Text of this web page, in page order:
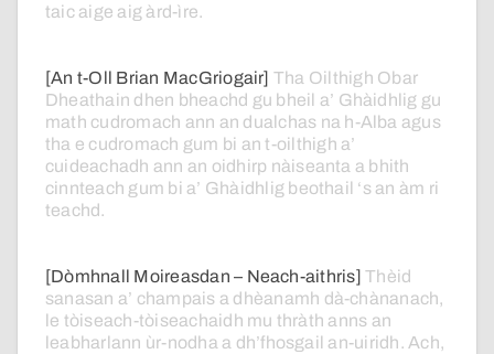
taic aige aig àrd-ìre.
[An t-Oll Brian MacGriogair] Tha Oilthigh Obar
Dheathain dhen bheachd gu bheil a’ Ghàidhlig gu
math cudromach ann an dualchas na h-Alba agus
tha e cudromach gum bi an t-oilthigh a’
cuideachadh ann an oidhirp nàiseanta a bhith
cinnteach gum bi a’ Ghàidhlig beothail ‘s an àm ri
teachd.
[Dòmhnall Moireasdan – Neach-aithris]Thèid
sanasan a’ champais a dhèanamh dà-chànanach,
le tòiseach-tòiseachaidh mu thràth anns an
leabharlann ùr-nodha a dh’fhosgail an-uiridh. Ach,